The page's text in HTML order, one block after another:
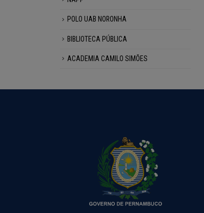
POLO UAB NORONHA
BIBLIOTECA PÚBLICA
ACADEMIA CAMILO SIMÕES